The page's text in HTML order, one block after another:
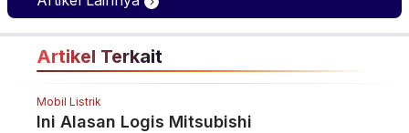
Eksklusif
Artikel Terkait
Mobil Listrik
Ini Alasan Logis Mitsubishi